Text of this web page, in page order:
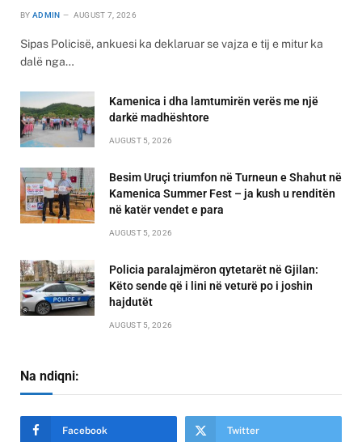
BY ADMIN AUGUST 7, 2026
Sipas Policisë, ankuesi ka deklaruar se vajza e tij e mitur ka
dalë nga…
Kamenica i dha lamtumirën verës me një
darkë madhështore
AUGUST 5, 2026
Besim Uruçi triumfon në Turneun e Shahut në
Kamenica Summer Fest – ja kush u renditën
në katër vendet e para
AUGUST 5, 2026
Policia paralajmëron qytetarët në Gjilan:
Këto sende që i lini në veturë po i joshin
hajdutët
AUGUST 5, 2026
Na ndiqni:
Facebook Twitter